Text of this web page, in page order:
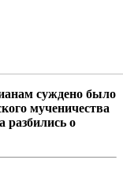
суждено было
мученичества
разбились о